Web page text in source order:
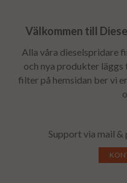
Välkommen till
Alla våra dieselspridare
och nya produkter
filter på hemsidan ber vi
Support via mail &